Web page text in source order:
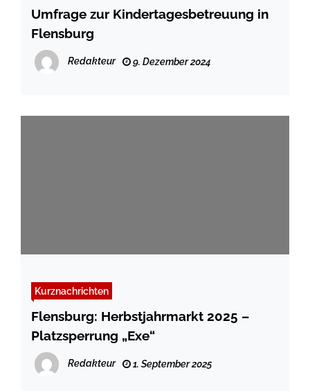
Umfrage zur Kindertagesbetreuung in
Flensburg
Redakteur 9. Dezember 2024
Kurznachrichten
Flensburg: Herbstjahrmarkt 2025 –
Platzsperrung „Exe“
Redakteur 1. September 2025